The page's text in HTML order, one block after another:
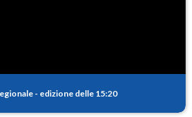
- edizione delle 15:20